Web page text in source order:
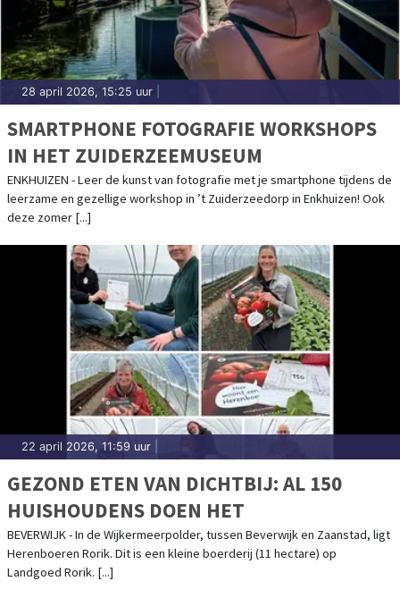
28 april 2026, 15:25 uur
SMARTPHONE FOTOGRAFIE WORKSHOPS
IN HET ZUIDERZEEMUSEUM
ENKHUIZEN - Leer de kunst van fotografie met je smartphone tijdens de
leerzame en gezellige workshop in ’t Zuiderzeedorp in Enkhuizen! Ook
deze zomer [...]
22 april 2026, 11:59 uur
GEZOND ETEN VAN DICHTBIJ: AL 150
HUISHOUDENS DOEN HET
BEVERWIJK - In de Wijkermeerpolder, tussen Beverwijk en Zaanstad, ligt
Herenboeren Rorik. Dit is een kleine boerderij (11 hectare) op
Landgoed Rorik. [...]